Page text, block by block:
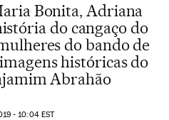
Bonita, Adriana
do cangaço do
do bando de
históricas do
Abrahão
- 10:04EST